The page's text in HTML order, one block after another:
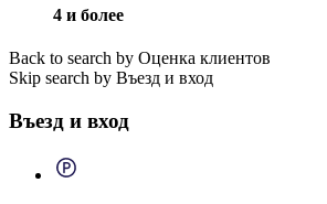
4 и более
Back to search by Оценка клиентов
Skip search by Въезд и вход
Въезд и вход